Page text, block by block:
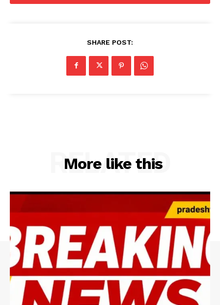
SHARE POST:
More like this
RELATED